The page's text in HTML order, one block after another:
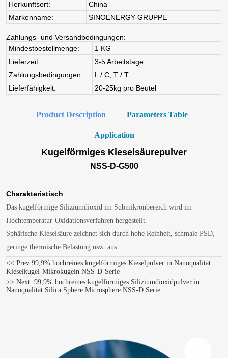
Product Description Parameters Table
Application
Kugelförmiges Kieselsäurepulver
NSS-D-G500
Charakteristisch
Das kugelförmige Siliziumdioxid im Submikronbereich wird im
Hochtemperatur-Oxidationsverfahren hergestellt.
Sphärische Kieselsäure zeichnet sich durch hohe Reinheit, schmale PSD,
geringe thermische Belastung usw. aus.
<< Prev:99,9% hochreines kugelförmiges Kieselpulver in Nanoqualität
Kieselkugel-Mikrokugeln NSS-D-Serie
>> Next:99,9% hochreines kugelförmiges Siliziumdioxidpulver in
Nanoqualität Silica Sphere Microsphere NSS-D Serie